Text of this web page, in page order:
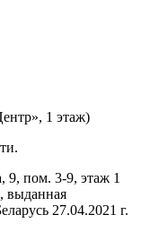
1 этаж)
9, пом. 3-9, этаж 1
выданная
27.04.2021 г.